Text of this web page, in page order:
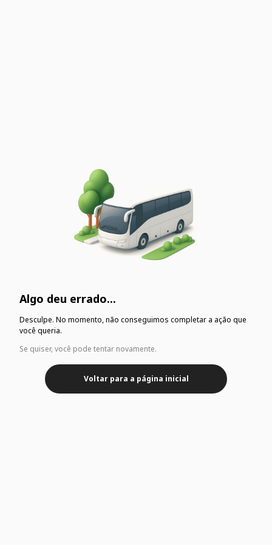
Algo deu errado...
Desculpe. No momento, não conseguimos completar a ação que
você queria.
Se quiser, você pode tentar novamente.
Voltar para a página inicial